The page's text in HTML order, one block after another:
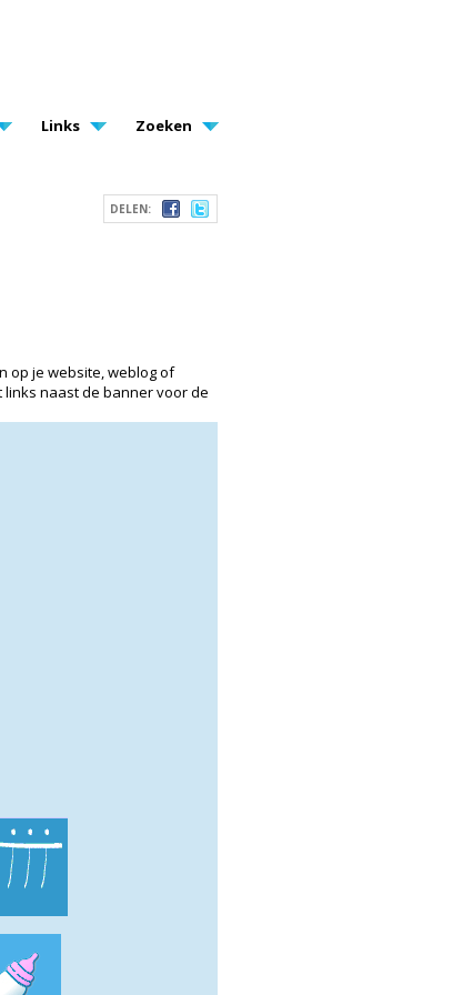
Links Zoeken
DELEN:
op je website, weblog of
links naast de banner voor de